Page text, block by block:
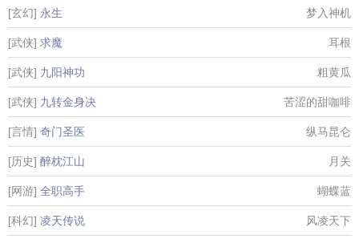
[玄幻] 永生 梦入神机
[武侠] 求魔 耳根
[武侠] 九阳神功 粗黄瓜
[武侠] 九转金身决 苦涩的甜咖啡
[言情] 奇门圣医 纵马昆仑
[历史] 醉枕江山 月关
[网游] 全职高手 蝴蝶蓝
[科幻] 凌天传说 风凌天下